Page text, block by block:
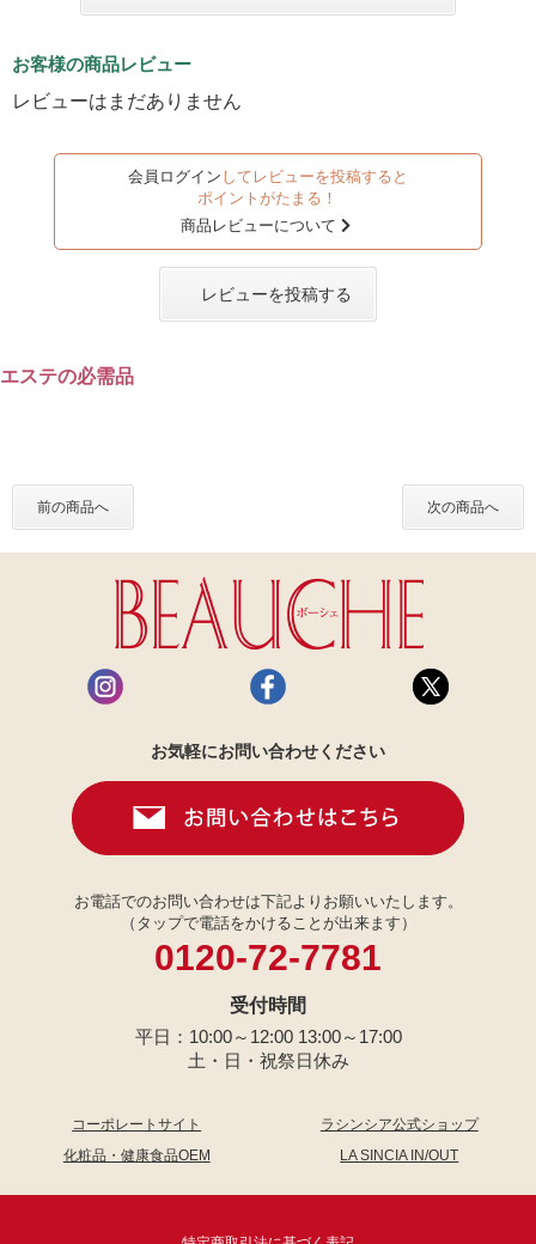
お客様の商品レビュー
レビューはまだありません
会員ログイン してレビューを投稿すると
ポイントがたまる！
商品レビューについて
レビューを投稿する
エステの必需品
前の商品へ 次の商品へ
お気軽にお問い合わせください
お電話でのお問い合わせは下記よりお願いいたします。
（タップで電話をかけることが出来ます）
0120-72-7781
受付時間
平日：10:00～12:00 13:00～17:00
土・日・祝祭日休み
コーポレートサイト
ラシンシア公式ショップ
化粧品・健康食品OEM
LA SINCIA IN/OUT